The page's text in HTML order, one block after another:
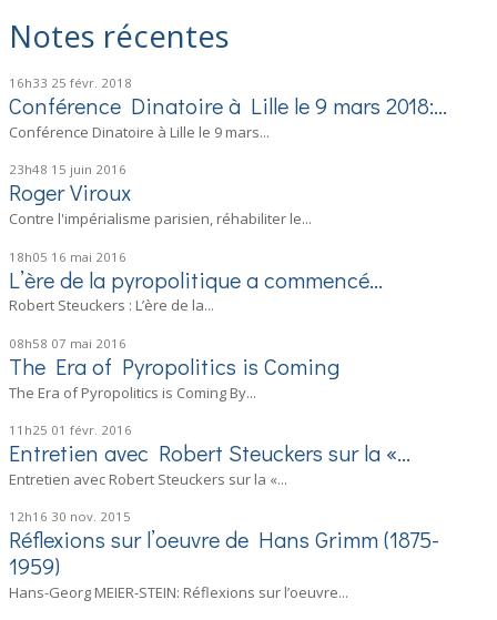
Notes récentes
16h33 25 févr. 2018
Conférence Dinatoire à Lille le 9 mars 2018:...
Conférence Dinatoire à Lille le 9 mars...
23h48 15 juin 2016
Roger Viroux
Contre l'impérialisme parisien, réhabiliter le...
18h05 16 mai 2016
L’ère de la pyropolitique a commencé…
Robert Steuckers : L’ère de la...
08h58 07 mai 2016
The Era of Pyropolitics is Coming
The Era of Pyropolitics is Coming By...
11h25 01 févr. 2016
Entretien avec Robert Steuckers sur la «...
Entretien avec Robert Steuckers sur la «...
12h16 30 nov. 2015
Réflexions sur l’oeuvre de Hans Grimm (1875-
1959)
Hans-Georg MEIER-STEIN: Réflexions sur l’oeuvre...